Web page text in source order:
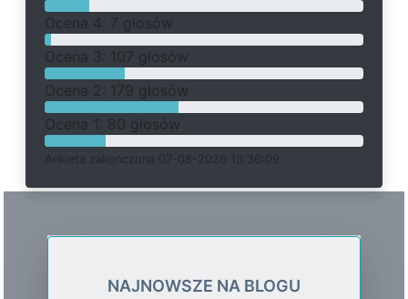
O
a 4: 7 głosów
O
a 3: 107 głosów
O
a 2: 179 głosów
O
a 1: 80 głosów
Ankieta a a 07-08-2026 13:36:09
NAJNOWSZE NA BLOGU